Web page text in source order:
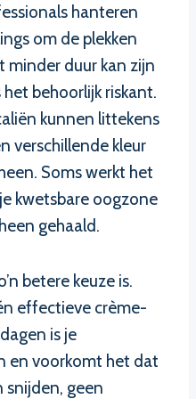
hanteren
om de plekken
minder duur kan zijn
behoorlijk riskant.
kunnen littekens
verschillende kleur
Soms werkt het
kwetsbare oogzone
gehaald.
betere keuze is.
effectieve crème-
is je
en voorkomt het dat
snijden, geen